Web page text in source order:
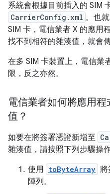
系統會根據目前插入的 SIM
CarrierConfig.xml 。也
SIM 卡，電信業者 X 的應用
找不到相符的雜湊值，就會
在多 SIM 卡裝置上，電信業
限，反之亦然。
電信業者如何將應用
值？
如要在將簽署憑證新增至
雜湊值，請按照下列步驟操作
使用 toByteArray 將
陣列。